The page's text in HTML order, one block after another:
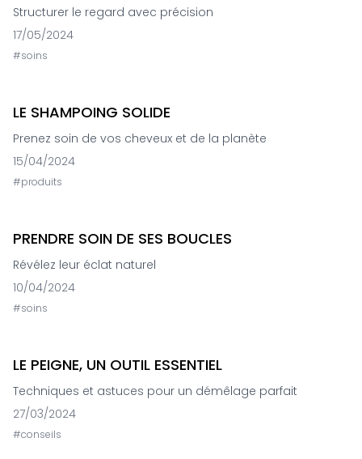
Structurer le regard avec précision
17/05/2024
#soins
LE SHAMPOING SOLIDE
Prenez soin de vos cheveux et de la planète
15/04/2024
#produits
PRENDRE SOIN DE SES BOUCLES
Révélez leur éclat naturel
10/04/2024
#soins
LE PEIGNE, UN OUTIL ESSENTIEL
Techniques et astuces pour un démêlage parfait
27/03/2024
#conseils